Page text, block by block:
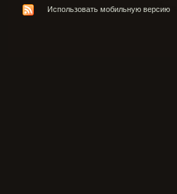
Использовать мобильную версию